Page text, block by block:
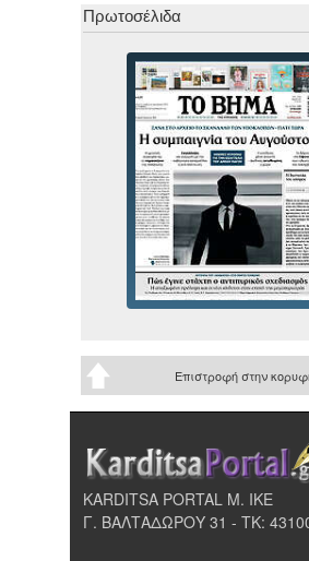
Πρωτοσέλιδα
Επιστροφή στην
KARDITSA PORTAL Μ. ΙΚΕ
Γ. ΒΑΛΤΑΔΩΡΟΥ 31 - ΤΚ: